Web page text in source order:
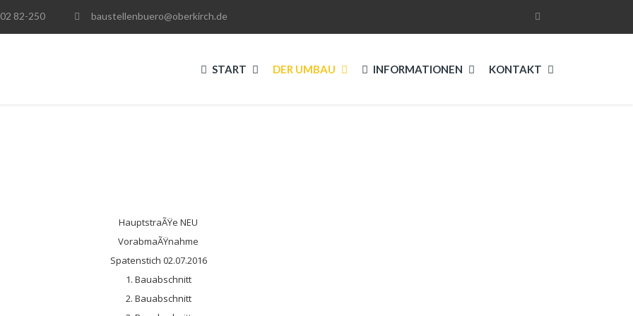
82-250 baustellenbuero@oberkirch.de
START DER UMBAU INFORMATIONEN KONTAKT
HauptstraÃŸe NEU
VorabmaÃŸnahme
Spatenstich 02.07.2016
1. Bauabschnitt
2. Bauabschnitt